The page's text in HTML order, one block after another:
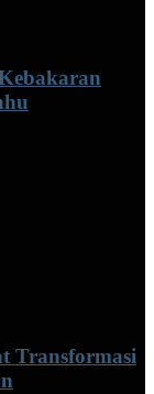
Transformasi